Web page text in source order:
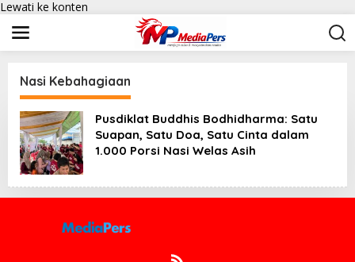
Lewati ke konten
Nasi Kebahagiaan
Pusdiklat Buddhis Bodhidharma: Satu
Suapan, Satu Doa, Satu Cinta dalam
1.000 Porsi Nasi Welas Asih